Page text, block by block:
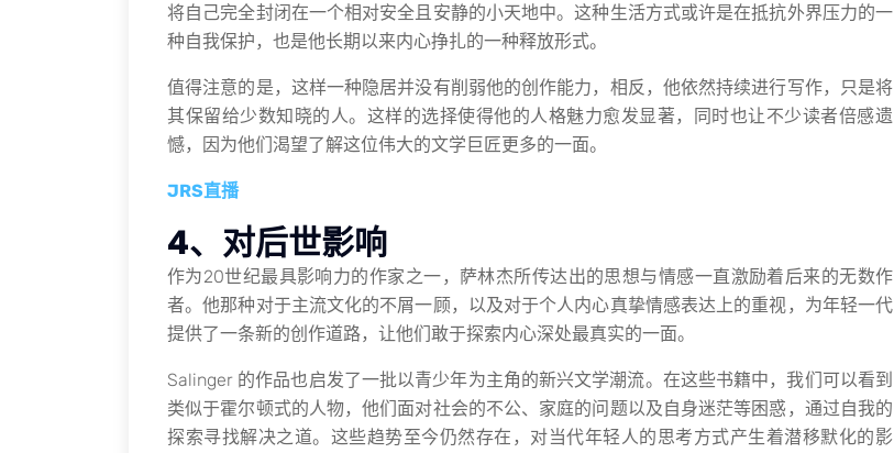
将自己完全封闭在一个相对安全且安静的小天地中。这种生活方式或许是在抵抗外界压力的一
种自我保护，也是他长期以来内心挣扎的一种释放形式。
值得注意的是，这样一种隐居并没有削弱他的创作能力，相反，他依然持续进行写作，只是将
其保留给少数知晓的人。这样的选择使得他的人格魅力愈发显著，同时也让不少读者倍感遗
憾，因为他们渴望了解这位伟大的文学巨匠更多的一面。
JRS直播
4、对后世影响
作为20世纪最具影响力的作家之一，萨林杰所传达出的思想与情感一直激励着后来的无数作
者。他那种对于主流文化的不屑一顾，以及对于个人内心真挚情感表达上的重视，为年轻一代
提供了一条新的创作道路，让他们敢于探索内心深处最真实的一面。
Salinger 的作品也启发了一批以青少年为主角的新兴文学潮流。在这些书籍中，我们可以看到
类似于霍尔顿式的人物，他们面对社会的不公、家庭的问题以及自身迷茫等困惑，通过自我的
探索寻找解决之道。这些趋势至今仍然存在，对当代年轻人的思考方式产生着潜移默化的影